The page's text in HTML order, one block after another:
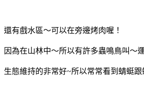
還有戲水區～可以在旁邊烤肉喔！
因為在山林中～所以有許多蟲鳴鳥叫～
生態維持的非常好~所以常常看到蜻蜓